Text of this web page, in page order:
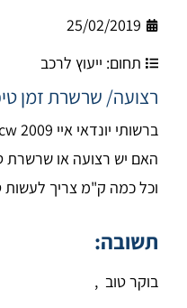
25/02/2019
תחום: ייעוץ לרכב
רצועה/ שרשרת זמן
ברשותי יונדאי איי 30cw 2009
האם יש רצועה או שרשרת
וכל כמה ק"מ צריך לעשות
תשובה:
בוקר טוב ,